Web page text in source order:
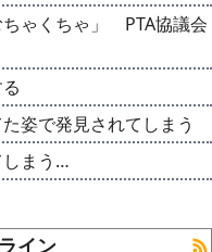
ちゃくちゃ」 PTA協議会
姿で発見されてしまう
しまう…
イン